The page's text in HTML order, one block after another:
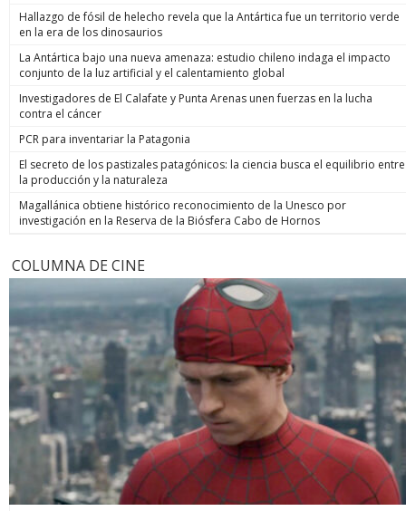
Hallazgo de fósil de helecho revela que la Antártica fue un territorio verde
en la era de los dinosaurios
La Antártica bajo una nueva amenaza: estudio chileno indaga el impacto
conjunto de la luz artificial y el calentamiento global
Investigadores de El Calafate y Punta Arenas unen fuerzas en la lucha
contra el cáncer
PCR para inventariar la Patagonia
El secreto de los pastizales patagónicos: la ciencia busca el equilibrio entre
la producción y la naturaleza
Magallánica obtiene histórico reconocimiento de la Unesco por
investigación en la Reserva de la Biósfera Cabo de Hornos
COLUMNA DE CINE